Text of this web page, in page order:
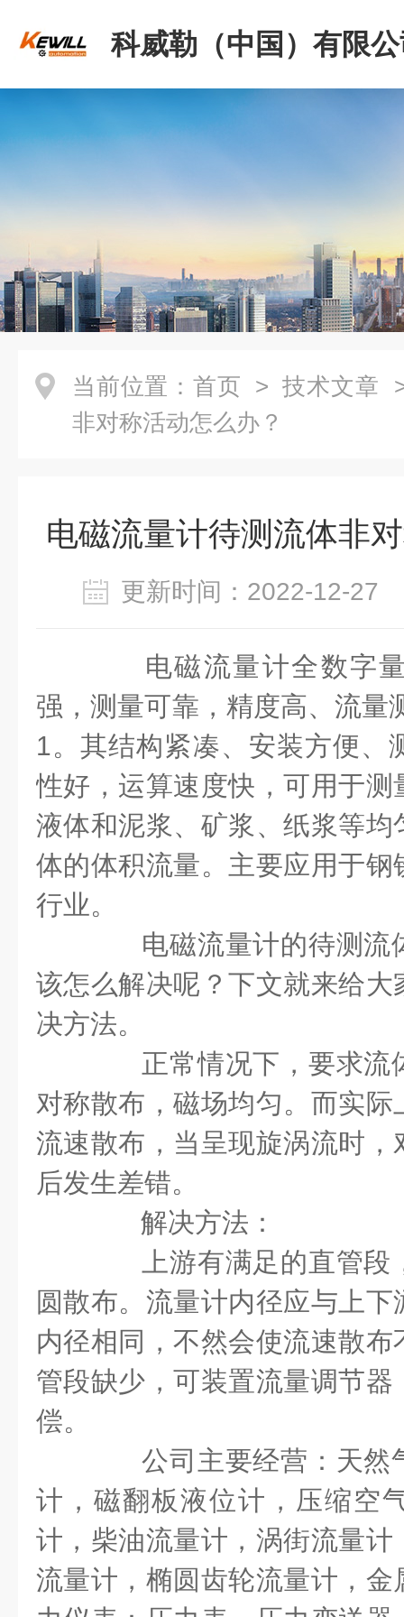
科威勒（中国）有限
当前位置： 首页 > 技术文章
非对称活动怎么办？
电磁流量计待测流体非
更新时间：2022-12-
电磁流量计全数字量
强，测量可靠，精度高、流量
1。其结构紧凑、安装方便、
性好，运算速度快，可用于
液体和泥浆、矿浆、纸浆等
体的体积流量。主要应用于
行业。
电磁流量计的待测流
该怎么解决呢？下文就来给
决方法。
正常情况下，要求流
对称散布，磁场均匀。而实
流速散布，当呈现旋涡流时
后发生差错。
解决方法：
上游有满足的直管段
圆散布。流量计内径应与上
内径相同，不然会使流速散
管段缺少，可装置流量调节
偿。
公司主要经营：天然
计，磁翻板液位计，压缩空
计，柴油流量计，涡街流量
流量计，椭圆齿轮流量计，